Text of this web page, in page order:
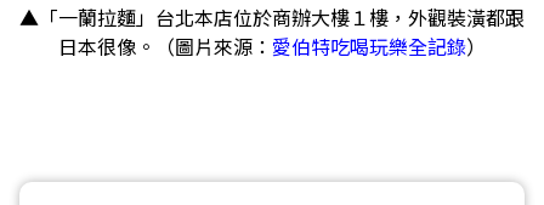
▲「一蘭拉麵」台北本店位於商辦大樓１樓，外觀裝潢都跟
日本很像。（圖片來源： 愛伯特吃喝玩樂全記錄）